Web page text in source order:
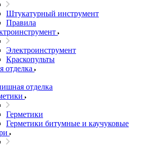
Штукатурный инструмент
Правила
Электроинструмент
Краскопульты
отделка
Герметики
Герметики битумные и каучуковые